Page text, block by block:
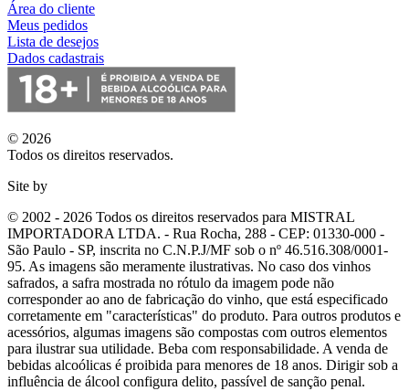
Área do cliente
Meus pedidos
Lista de desejos
Dados cadastrais
© 2026
Todos os direitos reservados.
Site by
© 2002 - 2026 Todos os direitos reservados para MISTRAL
IMPORTADORA LTDA. - Rua Rocha, 288 - CEP: 01330-000 -
São Paulo - SP, inscrita no C.N.P.J/MF sob o nº 46.516.308/0001-
95. As imagens são meramente ilustrativas. No caso dos vinhos
safrados, a safra mostrada no rótulo da imagem pode não
corresponder ao ano de fabricação do vinho, que está especificado
corretamente em "características" do produto. Para outros produtos e
acessórios, algumas imagens são compostas com outros elementos
para ilustrar sua utilidade. Beba com responsabilidade. A venda de
bebidas alcoólicas é proibida para menores de 18 anos. Dirigir sob a
influência de álcool configura delito, passível de sanção penal.